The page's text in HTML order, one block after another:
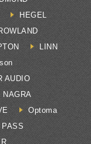
HEGEL
LINN
AUDIO
NAGRA
Optoma
PASS